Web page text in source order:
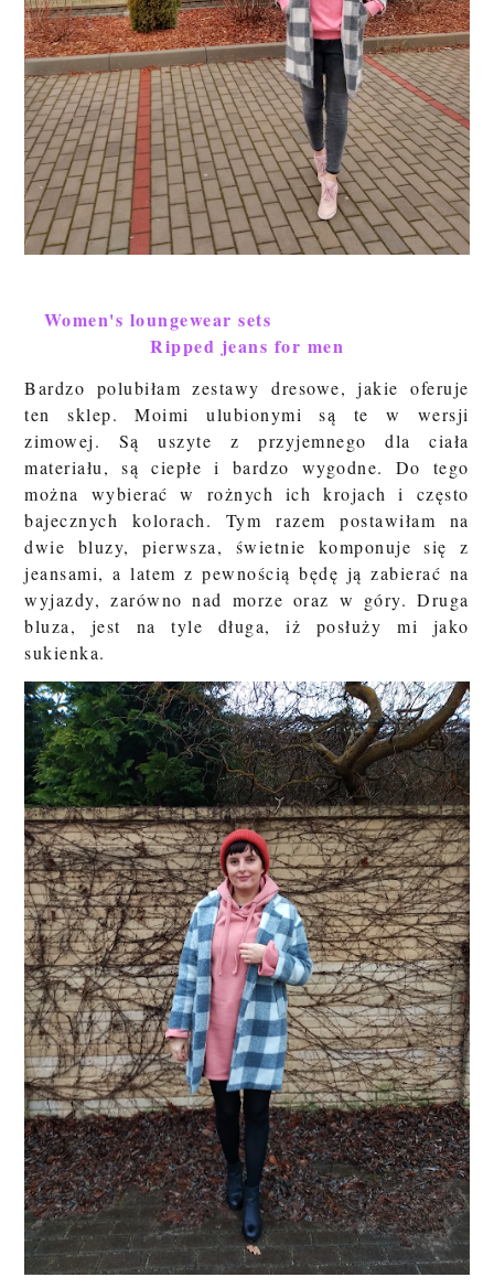
Women's loungewear sets
Ripped jeans for men
Bardzo polubiłam zestawy dresowe, jakie oferuje
ten sklep. Moimi ulubionymi są te w wersji
zimowej. Są uszyte z przyjemnego dla ciała
materiału, są ciepłe i bardzo wygodne. Do tego
można wybierać w rożnych ich krojach i często
bajecznych kolorach.
Tym razem postawiłam na
dwie bluzy, pierwsza, świetnie komponuje się z
jeansami, a latem z pewnością będę ją zabierać na
wyjazdy, zarówno nad morze oraz w góry. Druga
bluza, jest na tyle długa, iż posłuży mi jako
sukienka.